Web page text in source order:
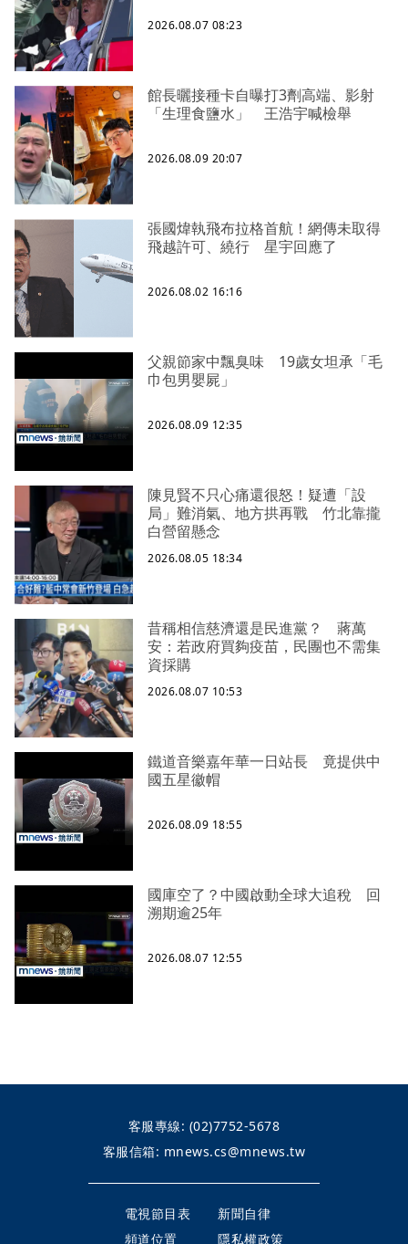
2026.08.07 08:23
館長曬接種卡自曝打3劑高端、影射
「生理食鹽水」 王浩宇喊檢舉
2026.08.09 20:07
張國煒執飛布拉格首航！網傳未取得
飛越許可、繞行 星宇回應了
2026.08.02 16:16
父親節家中飄臭味 19歲女坦承「毛
巾包男嬰屍」
2026.08.09 12:35
陳見賢不只心痛還很怒！疑遭「設
局」難消氣、地方拱再戰 竹北靠攏
白營留懸念
2026.08.05 18:34
昔稱相信慈濟還是民進黨？ 蔣萬
安：若政府買夠疫苗，民團也不需集
資採購
2026.08.07 10:53
鐵道音樂嘉年華一日站長 竟提供中
國五星徽帽
2026.08.09 18:55
國庫空了？中國啟動全球大追稅 回
溯期逾25年
2026.08.07 12:55
客服專線: (02)7752-5678
客服信箱: mnews.cs@mnews.tw
電視節目表
新聞自律
頻道位置
隱私權政策